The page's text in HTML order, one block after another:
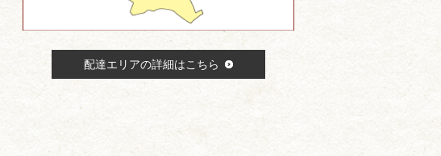
配達エリアの詳細はこちら